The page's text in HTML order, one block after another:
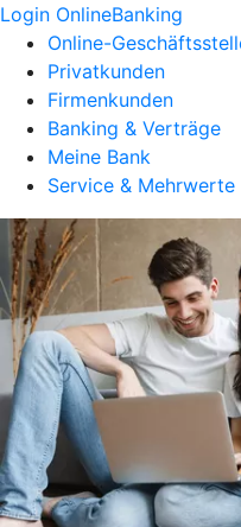
Login OnlineBanking
Online-
Privatkunden
Firmenkunden
Banking & Verträge
Meine Bank
Service & Mehrwerte